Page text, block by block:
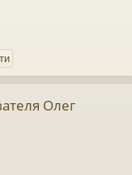
Олег